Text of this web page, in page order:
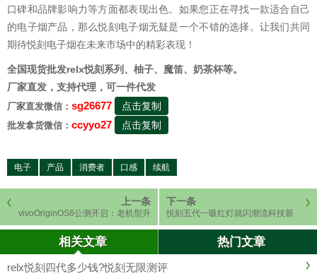
口碑和品牌影响力等方面都表现出色。如果您正在寻找一款适合自己
的电子烟产品，那么悦刻电子烟无疑是一个不错的选择。让我们共同
期待悦刻电子烟在未来市场中的精彩表现！
全国现货批发relx悦刻系列、柚子、魔笛、奶茶杯等。
厂家直发，支持代理，可一件代发
厂家直发微信： sg26677 点击复制
批发拿货微信： ccyyo27 点击复制
电子 产品 消费者 口感 续航
上一条
vivoOriginOS6公测开启：老机型升
下一条
悦刻五代一吸红灯就闪潮流科技新
相关文章 热门文章
relx悦刻四代多少钱?悦刻无限测评